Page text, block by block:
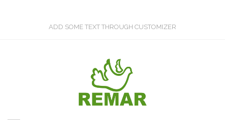
ADD SOME TEXT THROUGH CUSTOMIZER